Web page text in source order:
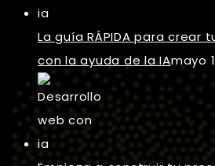
La guía RÁPIDA para crear
con la ayuda de la IAmayo